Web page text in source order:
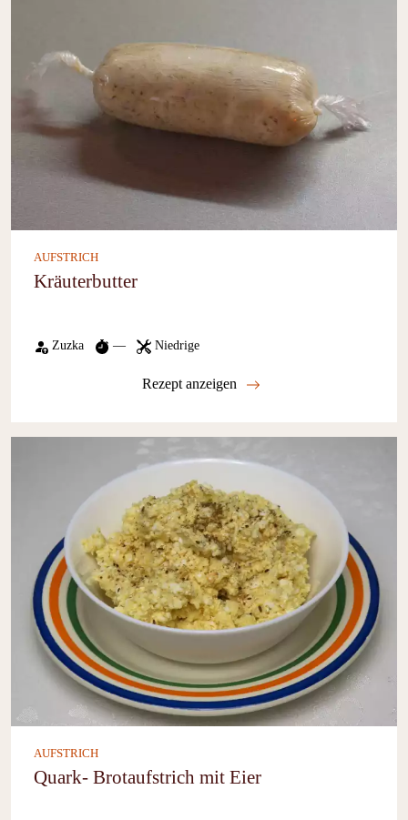
AUFSTRICH
Kräuterbutter
Zuzka — Niedrige
Rezept anzeigen
AUFSTRICH
Quark- Brotaufstrich mit Eier